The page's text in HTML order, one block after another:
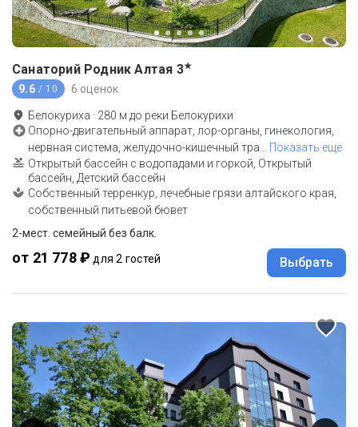
Санаторий Родник Алтая 3★
9.6 / 10 6 оценок
Белокуриха · 280 м до реки Белокурихи
Опорно-двигательный аппарат, лор-органы, гинекология,
нервная система, желудочно-кишечный тра… Показать еще
Открытый бассейн с водопадами и горкой, Открытый
бассейн, Детский бассейн
Собственный терренкур, лечебные грязи алтайского края,
собственный питьевой бювет
2-мест. семейный без балк.
от 21 778 ₽ для 2 гостей Выбрать